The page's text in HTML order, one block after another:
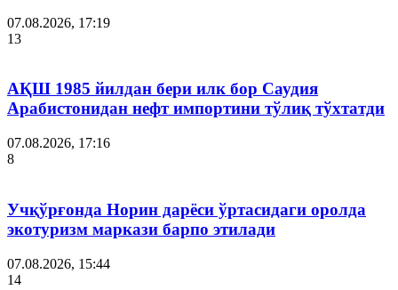
07.08.2026, 17:19
13
АҚШ 1985 йилдан бери илк бор Саудия
Арабистонидан нефт импортини тўлиқ тўхтатди
07.08.2026, 17:16
8
Учқўрғонда Норин дарёси ўртасидаги оролда
экотуризм маркази барпо этилади
07.08.2026, 15:44
14